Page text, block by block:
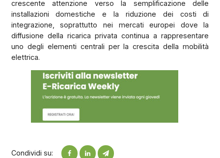
crescente attenzione verso la semplificazione delle
installazioni domestiche e la riduzione dei costi di
integrazione, soprattutto nei mercati europei dove la
diffusione della ricarica privata continua a rappresentare
uno degli elementi centrali per la crescita della mobilità
elettrica.
Condividi su: